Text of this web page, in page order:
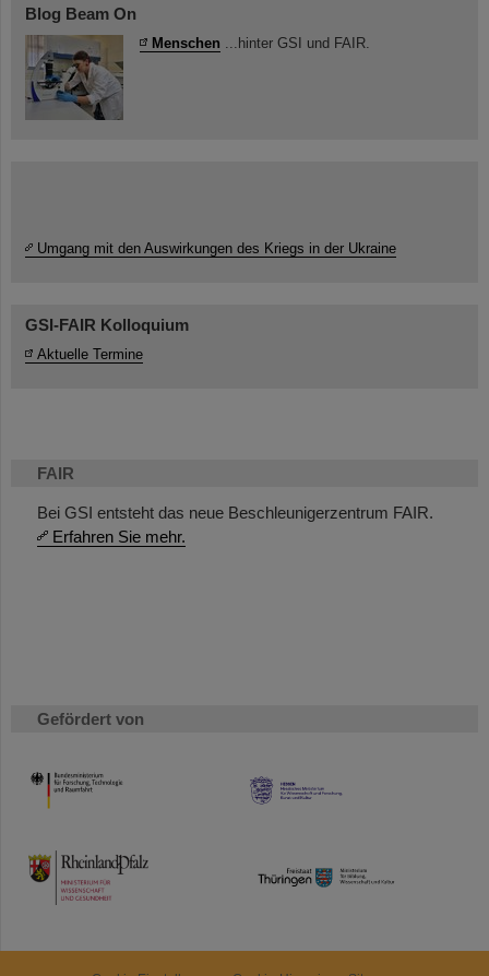
FAIR
Bei GSI entsteht das neue Beschleunigerzentrum FAIR.
Erfahren Sie mehr.
Gefördert von
HMWK
TMWWDG
Blog Beam On
Menschen ...hinter GSI und FAIR.
Umgang mit den Auswirkungen des Kriegs in der Ukraine
GSI-FAIR Kolloquium
Aktuelle Termine